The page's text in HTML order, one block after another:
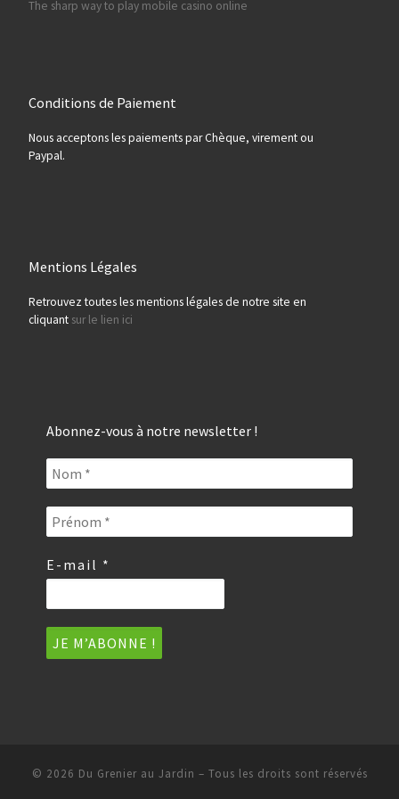
The sharp way to play mobile casino online
Conditions de Paiement
Nous acceptons les paiements par Chèque, virement ou
Paypal.
Mentions Légales
Retrouvez toutes les mentions légales de notre site en
cliquant sur le lien ici
Abonnez-vous à notre newsletter !
E-mail *
© 2026 Du Grenier au Jardin – Tous les droits sont réservés